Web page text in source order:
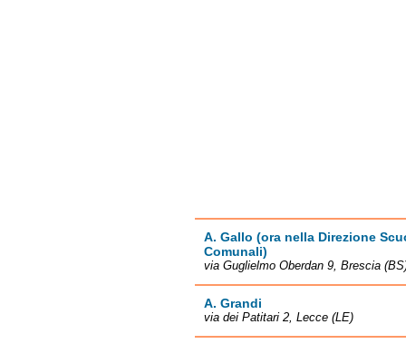
A. Gallo (ora nella Direzione
Comunali)
via Guglielmo Oberdan 9, Brescia
A. Grandi
via dei Patitari 2, Lecce (LE)